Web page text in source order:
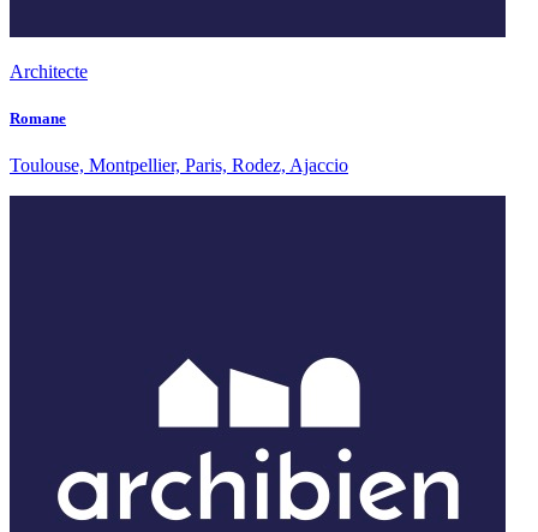
Architecte
Romane
Toulouse, Montpellier, Paris, Rodez, Ajaccio